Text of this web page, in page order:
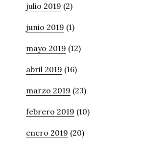
julio 2019 (2)
junio 2019 (1)
mayo 2019 (12)
abril 2019 (16)
marzo 2019 (23)
febrero 2019 (10)
enero 2019 (20)